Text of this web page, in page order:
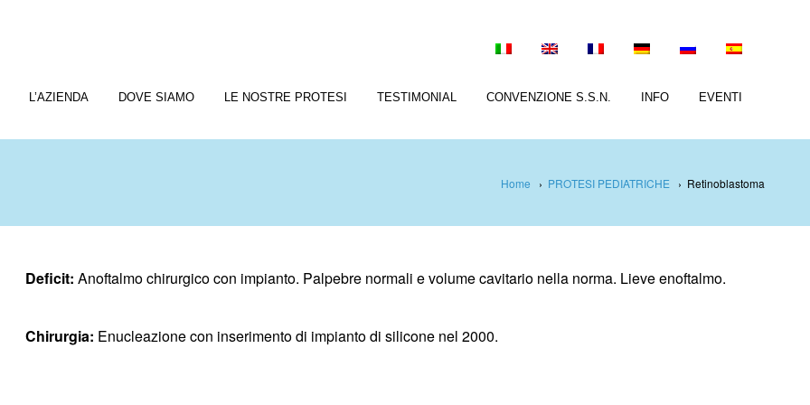
L’AZIENDA DOVE SIAMO LE NOSTRE PROTESI TESTIMONIAL CONVENZIONE S.S.N. INFO EVENTI
Home › PROTESI PEDIATRICHE › Retinoblastoma
Deficit: Anoftalmo chirurgico con impianto. Palpebre normali e volume cavitario nella norma. Lieve enoftalmo.
Chirurgia: Enucleazione con inserimento di impianto di silicone nel 2000.